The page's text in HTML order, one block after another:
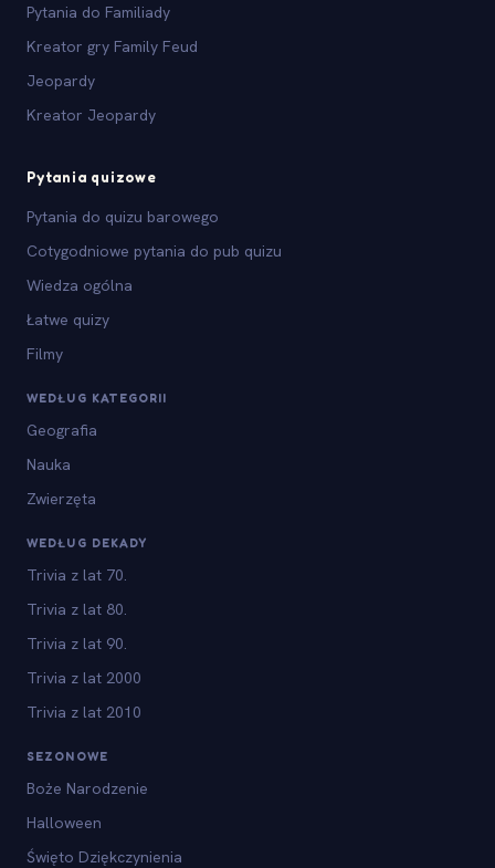
Pytania do Familiady
Kreator gry Family Feud
Jeopardy
Kreator Jeopardy
Pytania quizowe
Pytania do quizu barowego
Cotygodniowe pytania do pub quizu
Wiedza ogólna
Łatwe quizy
Filmy
WEDŁUG KATEGORII
Geografia
Nauka
Zwierzęta
WEDŁUG DEKADY
Trivia z lat 70.
Trivia z lat 80.
Trivia z lat 90.
Trivia z lat 2000
Trivia z lat 2010
SEZONOWE
Boże Narodzenie
Halloween
Święto Dziękczynienia